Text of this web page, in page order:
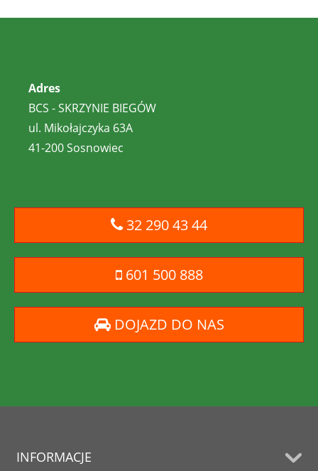
Adres
BCS - SKRZYNIE BIEGÓW
ul. Mikołajczyka 63A
41-200 Sosnowiec
32 290 43 44
601 500 888
DOJAZD DO NAS
INFORMACJE